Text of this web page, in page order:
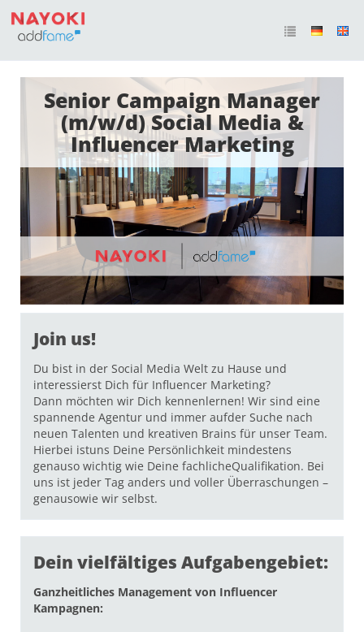
Senior Campaign Manager
(m/w/d) Social Media &
Influencer Marketing
Join us!
Du bist in der Social Media Welt zu Hause und
interessierst Dich für Influencer Marketing?
Dann möchten wir Dich kennenlernen! Wir sind eine
spannende Agentur und immer aufder Suche nach
neuen Talenten und kreativen Brains für unser Team.
Hierbei istuns Deine Persönlichkeit mindestens
genauso wichtig wie Deine fachlicheQualifikation. Bei
uns ist jeder Tag anders und voller Überraschungen –
genausowie wir selbst.
Dein vielfältiges Aufgabengebiet:
Ganzheitliches Management von Influencer
Kampagnen: